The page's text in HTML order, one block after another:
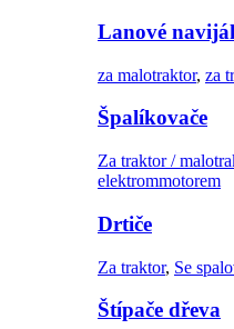
Lanové
za malotraktor, za
Špalíkovače
Za traktor /
elektrommotorem
Drtiče
Za traktor, Se
Štípače dřeva